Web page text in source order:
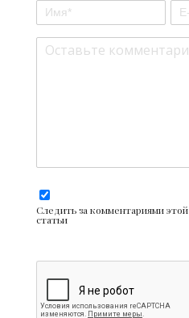
Следить за комментариями этой
статьи